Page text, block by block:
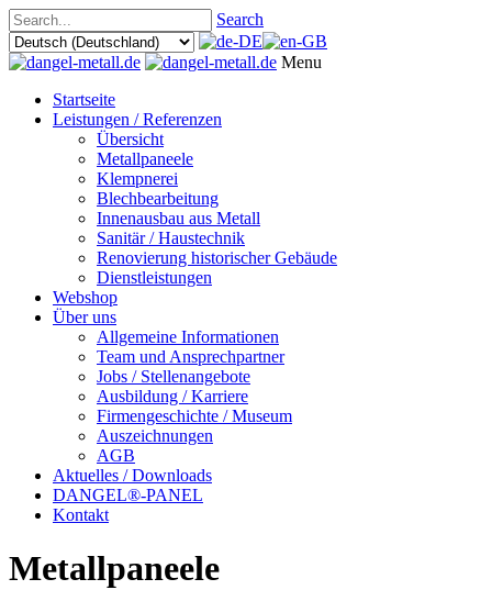
Search
Menu
Startseite
Leistungen / Referenzen
Übersicht
Metallpaneele
Klempnerei
Blechbearbeitung
Innenausbau aus Metall
Sanitär / Haustechnik
Renovierung historischer Gebäude
Dienstleistungen
Webshop
Über uns
Allgemeine Informationen
Team und Ansprechpartner
Jobs / Stellenangebote
Ausbildung / Karriere
Firmengeschichte / Museum
Auszeichnungen
AGB
Aktuelles / Downloads
DANGEL®-PANEL
Kontakt
Metallpaneele